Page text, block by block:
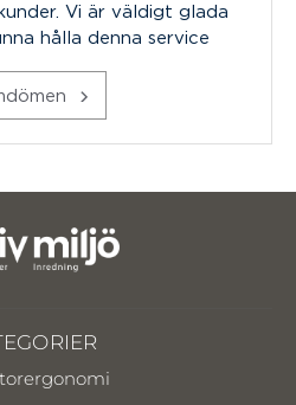
Vi är väldigt glada
hålla denna service